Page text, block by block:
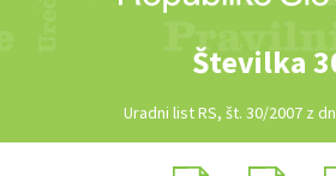
Številka
Uradni list RS, št. 30/2007 z